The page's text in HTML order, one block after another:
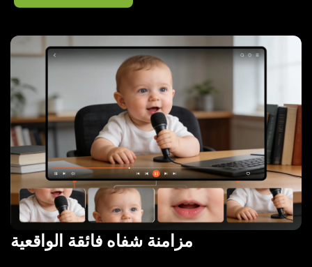
مزامنة شفاه فائقة الواقعية